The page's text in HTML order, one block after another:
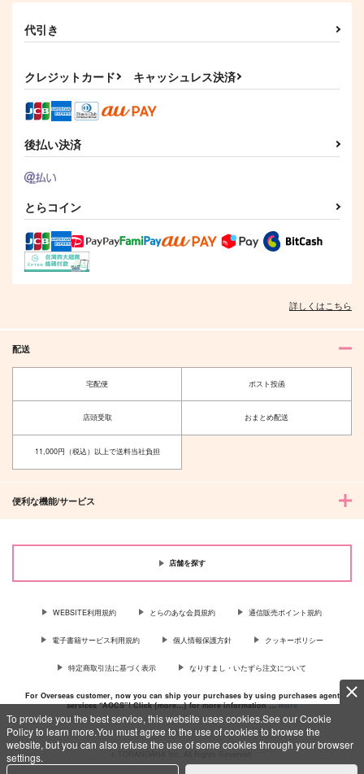
To provide you the best service, this website uses cookies.See our Cookie
Policy to learn more.You must agree to the use of cookies to browse the
website, but you can also refuse the use of some cookies through your browser
settings.
炎日堂
550円（税込）
煉獄杏寿郎×竈門炭治郎
サンプル
作品詳細
LST
煉獄槇寿郎×煉獄瑠火
サンプル
白黒BOX
サンプル
宴戀し
円 （税込）
サンプル
アナタの炎で燃やして
ヨル屋さん
897円
代引き
クレジットカード キャッシュレス決済
後払い決済
とらコイン
詳しくはこちら
配送
宅配便 ポスト投函
店頭受取 おまとめ配送
11,000円（税込）以上で送料当社負担
便利な機能/サービス
店舗を探す
WEBSITE利用規約 とらのあな会員規約 通信販売ポイント規約
電子書籍サービス利用規約 個人情報保護方針 クッキーポリシー
特定商取引法に基づく表示 なりすまし・いたずら注文について
For Overseas customer, now you can ship your purchases by using purchases agent
services “AOCS”! Click {more…} for more information …more